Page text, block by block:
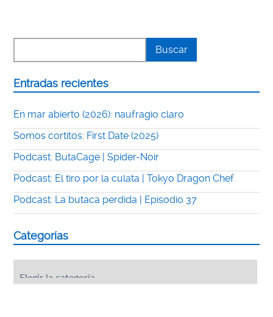
Entradas recientes
En mar abierto (2026): naufragio claro
Somos cortitos: First Date (2025)
Podcast: ButaCage | Spider-Noir
Podcast: El tiro por la culata | Tokyo Dragon Chef
Podcast: La butaca perdida | Episodio 37
Categorías